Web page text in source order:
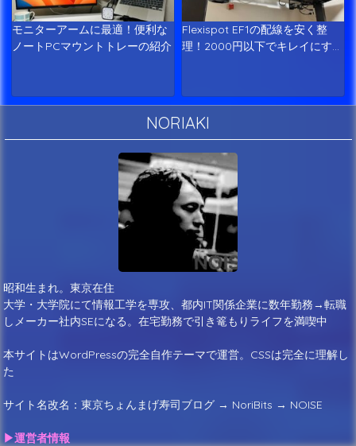
モニターアームに最適！便利な
ノートPCマウントトレーの紹介
Flexispot EF1の配線を安く整
理！2000円以下でキレイにす…
NORIAKI
昭和生まれ。東京在住
大学・大学院にて情報工学を専攻、都内IT関係企業に数年勤務→転職
しメーカー社内SEになる。在宅勤務で引き篭もりライフを満喫中
本サイトはWordPressの完全自作テーマで運営。CSSは完全に理解し
た
サイト名改名：東京ちょんまげ寿司ブログ → NoriBits → NOISE
▶運営者情報